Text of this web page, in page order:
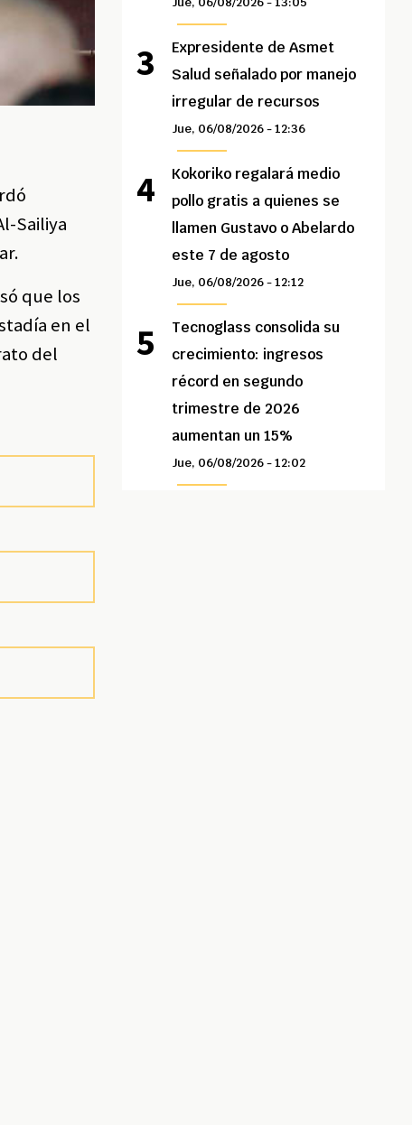
Sailiya
que los
en el
del
Expresidente de Asmet
Salud señalado por manejo
irregular de recursos
Jue, 06/08/2026 - 12:36
Kokoriko regalará medio
pollo gratis a quienes se
llamen Gustavo o Abelardo
este 7 de agosto
Jue, 06/08/2026 - 12:12
Tecnoglass consolida su
crecimiento: ingresos
récord en segundo
trimestre de 2026
aumentan un 15%
Jue, 06/08/2026 - 12:02